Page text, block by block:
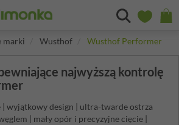
marki Wusthof Wusthof Performer
najwyższą kontrolę
| wyjątkowy design | ultra-twarde ostrza
| mały opór i precyzyjne cięcie |